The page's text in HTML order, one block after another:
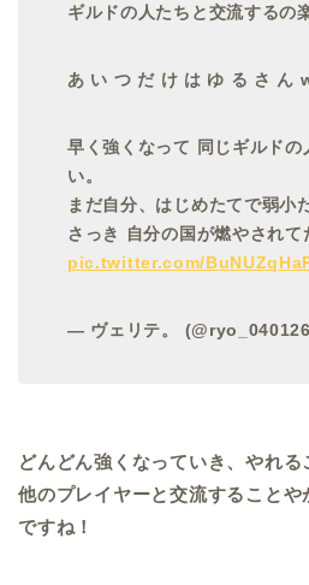
ギルドの人たちと交流するの
あ い つ だ け は ゆ る さ ん
早く強くなって 同じギルドの
い。
まだ自分、はじめたてで弱小
さっき 自分の国が燃やされて
pic.twitter.com/
— ヴェリテ。
どんどん強くなっていき、やれる
他のプレイヤーと交流すること
ですね！